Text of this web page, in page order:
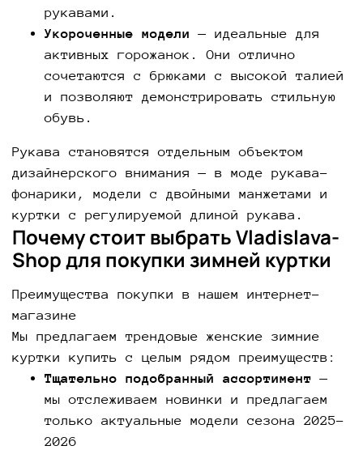
рукавами.
Укороченные модели — идеальные для
активных горожанок. Они отлично
сочетаются с брюками с высокой талией
и позволяют демонстрировать стильную
обувь.
Рукава становятся отдельным объектом
дизайнерского внимания — в моде рукава-
фонарики, модели с двойными манжетами и
куртки с регулируемой длиной рукава.
Почему стоит выбрать Vladislava-
Shop для покупки зимней куртки
Преимущества покупки в нашем интернет-
магазине
Мы предлагаем трендовые женские зимние
куртки купить с целым рядом преимуществ:
Тщательно подобранный ассортимент —
мы отслеживаем новинки и предлагаем
только актуальные модели сезона 2025-
2026